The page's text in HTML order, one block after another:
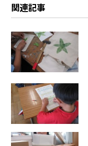
関連記事